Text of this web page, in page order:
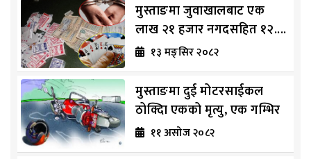
मुस्ताङमा जुवाखालबाट एक
लाख २१ हजार नगदसहित १२....
१३ मङ्सिर २०८२
मुस्ताङमा दुई मोटरसाईकल
ठोक्दिा एकको मृत्यु, एक गम्भिर
११ असोज २०८२